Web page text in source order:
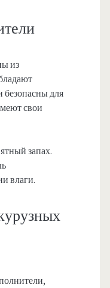
из
для
свои
запах.
влаги.